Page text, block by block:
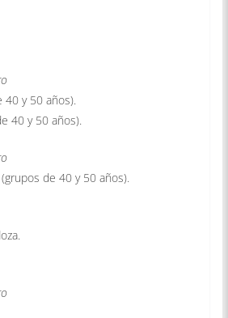
40 y 50 años).
40 y 50 años).
de 40 y 50 años).